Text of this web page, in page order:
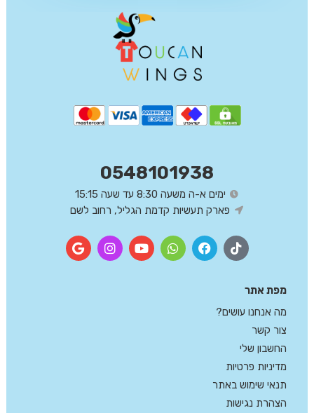
מפת אתר
מה אנחנו עושים?
צור קשר
החשבון שלי
מדיניות פרטיות
תנאי שימוש באתר
הצהרת נגישות
0548101938
ימים א-ה משעה 8:30 עד שעה 15:15
פארק תעשיות קדמת הגליל, רחוב לשם